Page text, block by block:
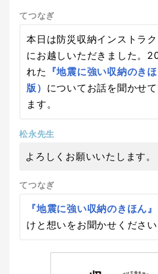
てつなぎ
本日は防災収納インストラ
にお越しいただきました。
れた 『地震に強い収納のき
版） についてお話を聞かせ
ます。
松永先生
よろしくお願いいたします。
てつなぎ
『地震に強い収納のきほん』
けと想いをお聞かせください